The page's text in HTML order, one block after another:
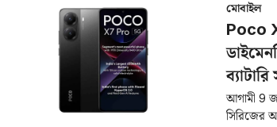
মোবাইল
Poco
আগামী 9
সিরিজের